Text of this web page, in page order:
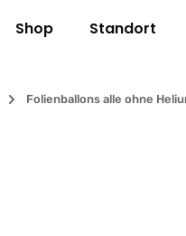
Shop Standort
Folienballons alle ohne